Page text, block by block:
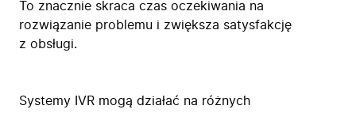
To znacznie skraca czas oczekiwania na
rozwiązanie problemu i zwiększa satysfakcję
z obsługi.
Systemy IVR mogą działać na różnych